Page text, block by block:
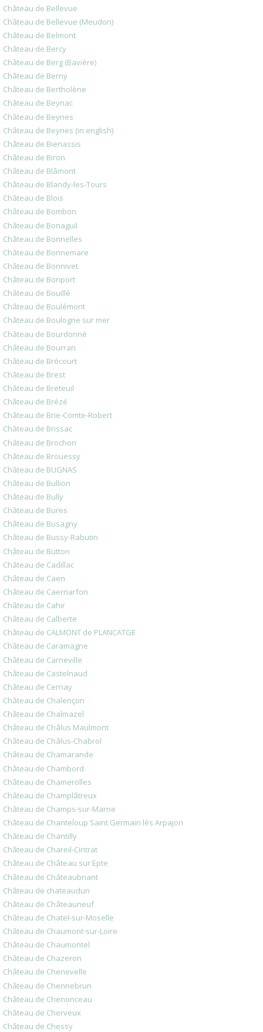
Château de Bellevue
Château de Bellevue (Meudon)
Château de Belmont
Château de Bercy
Château de Berg (Bavière)
Château de Berny
Château de Bertholène
Château de Beynac
Château de Beynes
Château de Beynes (in english)
Château de Bienassis
Château de Biron
Château de Blâmont
Château de Blandy-les-Tours
Château de Blois
Château de Bombon
Château de Bonaguil
Château de Bonnelles
Château de Bonnemare
Château de Bonnivet
Château de Bonport
Château de Bouillé
Château de Boulémont
Château de Boulogne sur mer
Château de Bourdonné
Château de Bourran
Château de Brécourt
Château de Brest
Château de Breteuil
Château de Brézé
Château de Brie-Comte-Robert
Château de Brissac
Château de Brochon
Château de Brouessy
Château de BUGNAS
Château de Bullion
Château de Bully
Château de Bures
Château de Busagny
Château de Bussy-Rabutin
Château de Button
Château de Cadillac
Château de Caen
Château de Caernarfon
Château de Cahir
Château de Calberte
Château de CALMONT de PLANCATGE
Château de Caramagne
Château de Carneville
Château de Castelnaud
Château de Cernay
Château de Chalençon
Château de Chalmazel
Château de Châlus Maulmont
Château de Châlus-Chabrol
Château de Chamarande
Château de Chambord
Château de Chamerolles
Château de Champlâtreux
Château de Champs-sur-Marne
Château de Chanteloup Saint Germain lès Arpajon
Château de Chantilly
Château de Chareil-Cintrat
Château de Château sur Epte
Château de Châteaubriant
Château de chateaudun
Château de Châteauneuf
Château de Chatel-sur-Moselle
Château de Chaumont-sur-Loire
Château de Chaumontel
Château de Chazeron
Château de Chenevelle
Château de Chennebrun
Château de Chenonceau
Château de Cherveux
Château de Chessy